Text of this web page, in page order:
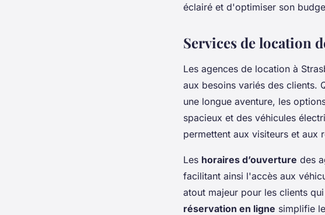
éclairé et d'optimiser son
Services de location
Les agences de location à
aux besoins variés des clients.
une longue aventure, les
spacieux et des véhicules
permettent aux visiteurs et aux
Les horaires d’ouverture des
facilitant ainsi l'accès aux
atout majeur pour les clients
réservation en ligne simplifie